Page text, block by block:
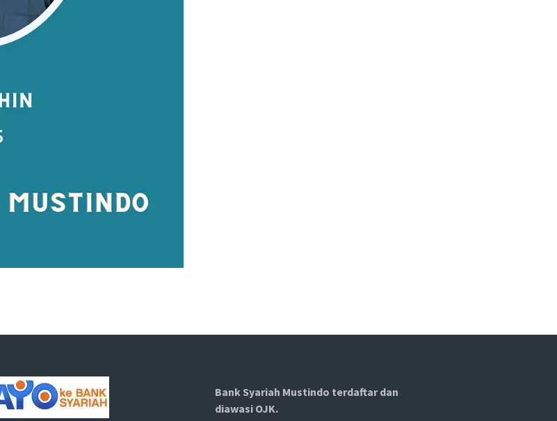
Bank Syariah Mustindo terdaftar dan
diawasi OJK.